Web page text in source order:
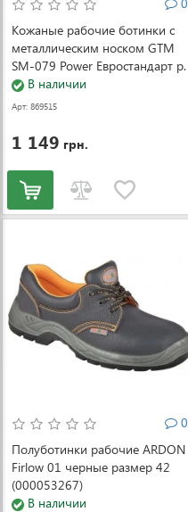
Кожаные рабочие ботинки с
металлическим носком GTM
SM-079 Power Евростандарт р.
39 В наличии
Арт: 869515
1 149 грн.
0
Полуботинки рабочие ARDON
Firlow 01 черные размер 42
(000053267)
В наличии